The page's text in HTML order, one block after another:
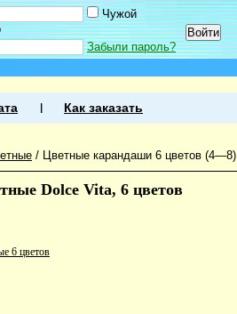
Чужой
Забыли пароль?
Как заказать
/ Цветные карандаши 6 цветов (4—8)
Dolce Vita, 6 цветов
6 цветов